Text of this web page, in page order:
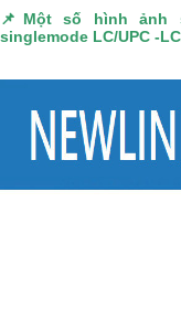
📌 Một số hình ảnh
singlemode LC/UPC -